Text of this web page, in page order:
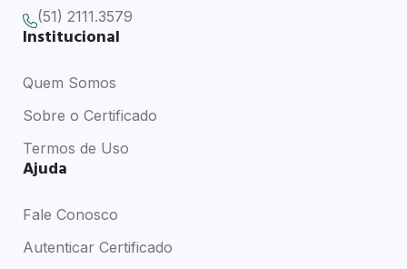
(51) 2111.3579
Institucional
Quem Somos
Sobre o Certificado
Termos de Uso
Ajuda
Fale Conosco
Autenticar Certificado